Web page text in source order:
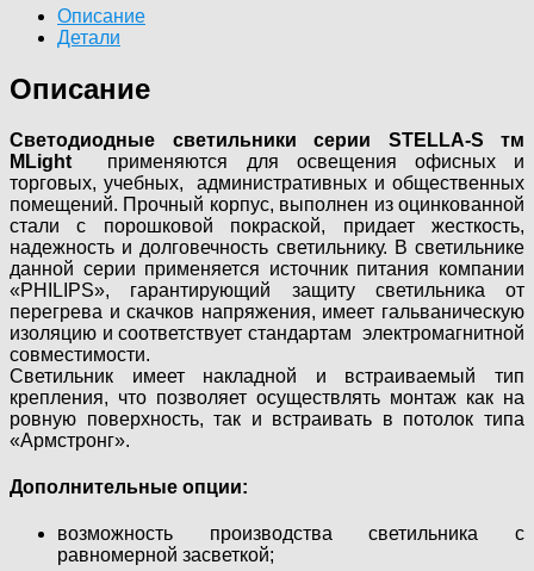
Описание
Детали
Описание
Светодиодные светильники
серии STELLA-S тм
MLight
применяются для освещения офисных и
торговых, учебных, административных и общественных
помещений. Прочный корпус, выполнен из оцинкованной
стали с порошковой покраской, придает жесткость,
надежность и долговечность светильнику. В светильнике
данной серии применяется источник питания компании
«PHILIPS», гарантирующий защиту светильника от
перегрева и скачков напряжения, имеет гальваническую
изоляцию и соответствует стандартам электромагнитной
совместимости.
Светильник имеет накладной и встраиваемый тип
крепления, что позволяет осуществлять монтаж как на
ровную поверхность, так и встраивать в потолок типа
«Армстронг».
Дополнительные опции:
возможность производства светильника с
равномерной засветкой;